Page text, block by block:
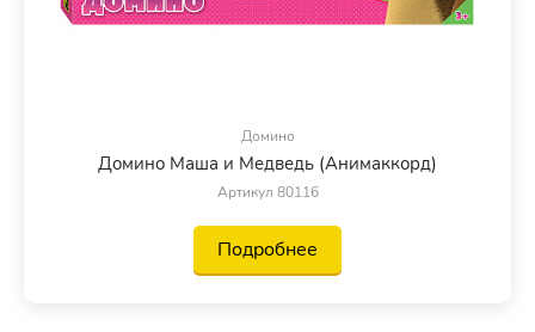
Домино
Домино Маша и Медведь (Анимаккорд)
Артикул 80116
Подробнее